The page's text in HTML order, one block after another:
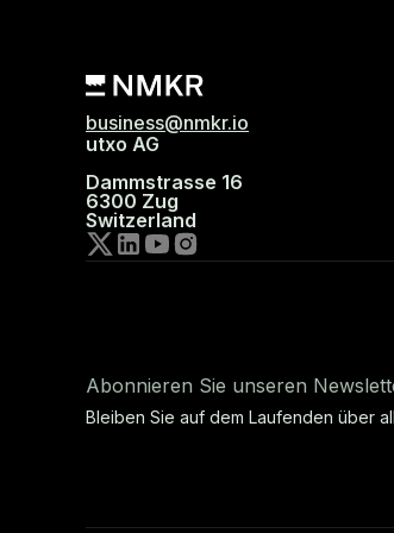
business@nmkr.io
utxo AG
Dammstrasse 16
6300 Zug
Switzerland
Abonnieren Sie unseren
Bleiben Sie auf dem Laufenden über